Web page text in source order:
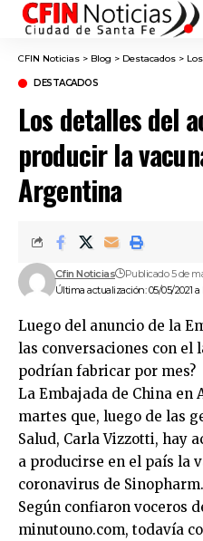
CFIN Noticias > Blog > Destacados > Los
DESTACADOS
Los detalles del
producir la
Argentina
Última actualización: 05/05/2021 a
Cfin Noticias Publicado 5 de
Luego del anuncio de la
las conversaciones con el
podrían fabricar por mes?
La Embajada de China en
martes que, luego de las
Salud, Carla Vizzotti, hay
a producirse en el país la
coronavirus de Sinopharm.
Según confiaron voceros
minutouno.com, todavía